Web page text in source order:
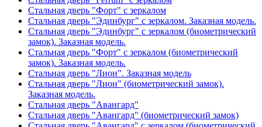
Стальная дверь "Форт" с зеркалом
Стальная дверь "Эдинбург" с зеркалом. Заказная модель.
Стальная дверь "Эдинбург" с зеркалом (биометрический
замок). Заказная модель.
Стальная дверь "Форт" с зеркалом (биометрический
замок). Заказная модель.
Стальная дверь "Лион". Заказная модель
Стальная дверь "Лион" (биометрический замок).
Заказная модель.
Стальная дверь "Авангард"
Стальная дверь "Авангард" (биометрический замок)